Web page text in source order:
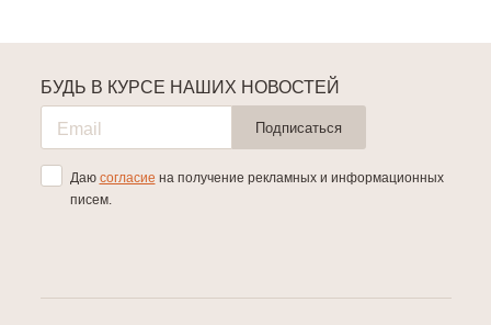
БУДЬ В КУРСЕ НАШИХ НОВОСТЕЙ
Подписаться
Даю согласие на получение рекламных и информационных
писем.